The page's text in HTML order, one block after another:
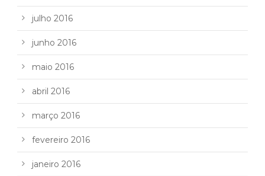
julho 2016
junho 2016
maio 2016
abril 2016
março 2016
fevereiro 2016
janeiro 2016